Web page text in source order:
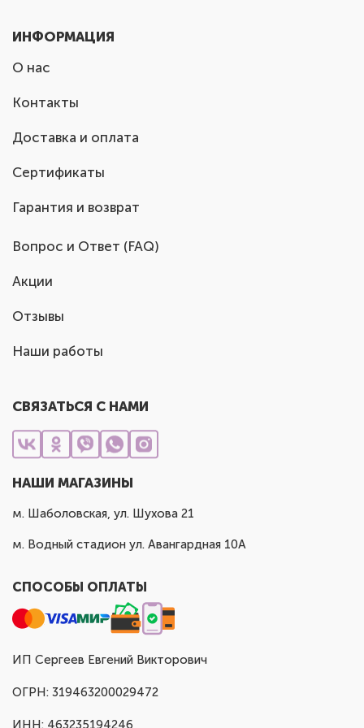
ИНФОРМАЦИЯ
О нас
Контакты
Доставка и оплата
Сертификаты
Гарантия и возврат
Вопрос и Ответ (FAQ)
Акции
Отзывы
Наши работы
СВЯЗАТЬСЯ С НАМИ
НАШИ МАГАЗИНЫ
м. Шаболовская, ул. Шухова 21
м. Водный стадион ул. Авангардная 10А
СПОСОБЫ ОПЛАТЫ
ИП Сергеев Евгений Викторович
ОГРН: 319463200029472
ИНН: 463235194246